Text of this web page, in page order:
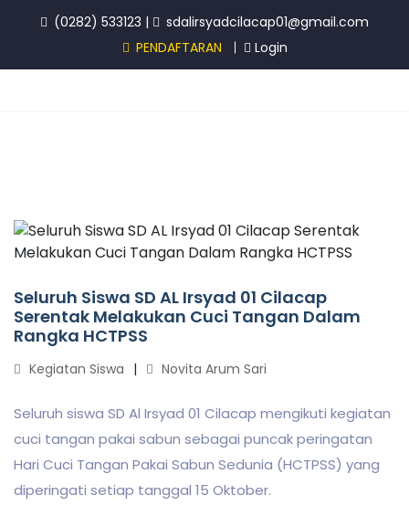
(0282) 533123 |
sdalirsyadcilacap01@gmail.com
PENDAFTARAN
Login
Seluruh Siswa SD AL Irsyad 01 Cilacap
Serentak Melakukan Cuci Tangan Dalam
Rangka HCTPSS
Kegiatan Siswa Novita Arum Sari
Seluruh siswa SD Al Irsyad 01 Cilacap mengikuti kegiatan
cuci tangan pakai sabun sebagai puncak peringatan
Hari Cuci Tangan Pakai Sabun Sedunia (HCTPSS) yang
diperingati setiap tanggal 15 Oktober.